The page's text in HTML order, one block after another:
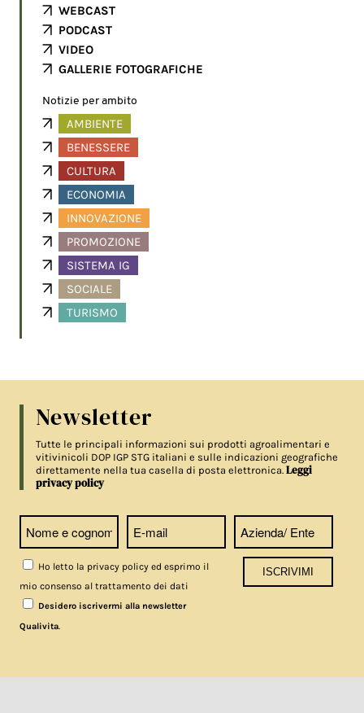
WEBCAST
PODCAST
VIDEO
GALLERIE FOTOGRAFICHE
Notizie per ambito
AMBIENTE
BENESSERE
CULTURA
ECONOMIA
INNOVAZIONE
PROMOZIONE
SISTEMA IG
SOCIALE
TURISMO
Newsletter
Tutte le principali informazioni sui prodotti agroalimentari e
vitivinicoli DOP IGP STG italiani e sulle indicazioni geografiche
direttamente nella tua casella di posta elettronica.Leggi
privacy policy
Ho letto la privacy policy ed esprimo il
mio consenso al trattamento dei dati
Desidero iscrivermi alla newsletter
Qualivita.